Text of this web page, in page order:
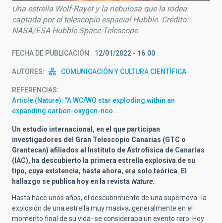
Una estrella Wolf-Rayet y la nebulosa que la rodea
captada por el telescopio espacial Hubble. Crédito:
NASA/ESA Hubble Space Telescope
FECHA DE PUBLICACIÓN 12/01/2022 - 16:00
AUTORES COMUNICACIÓN Y CULTURA CIENTÍFICA
REFERENCIAS
Article (Nature): "A WC/WO star exploding within an
expanding carbon-oxygen-neo…
Un estudio internacional, en el que participan
investigadores del Gran Telescopio Canarias (GTC o
Grantecan) afiliados al Instituto de Astrofísica de Canarias
(IAC), ha descubierto la primera estrella explosiva de su
tipo, cuya existencia, hasta ahora, era solo teórica. El
hallazgo se publica hoy en la revista Nature.
Hasta hace unos años, el descubrimiento de una supernova -la
explosión de una estrella muy masiva, generalmente en el
momento final de su vida- se consideraba un evento raro. Hoy